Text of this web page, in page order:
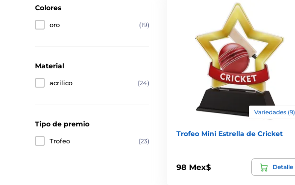
Colores
oro (19)
Material
acrílico (24)
Tipo de premio
Trofeo (23)
Variedades (9)
Trofeo Mini Estrella de Cricket
98 Mex$ Detalle